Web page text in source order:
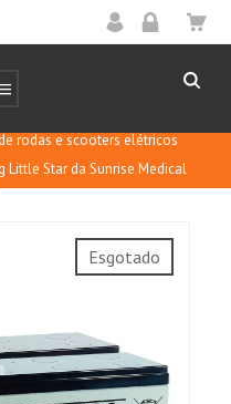
rodas e scooters elétricos
Little Star da Sunrise Medical
Esgotado
alto desempenho.
baterias VRLA
suspensão eletrolítica
eletrólitos livres.